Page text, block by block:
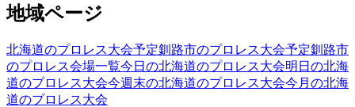
地域ページ
北海道のプロレス大会予定釧路市のプロレス大会予定釧路市
のプロレス会場一覧今日の北海道のプロレス大会明日の北海
道のプロレス大会今週末の北海道のプロレス大会今月の北海
道のプロレス大会